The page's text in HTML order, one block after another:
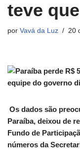
teve
por Vavá da Luz 20
Os dados são
Paraíba, deixou de
Fundo de
números da